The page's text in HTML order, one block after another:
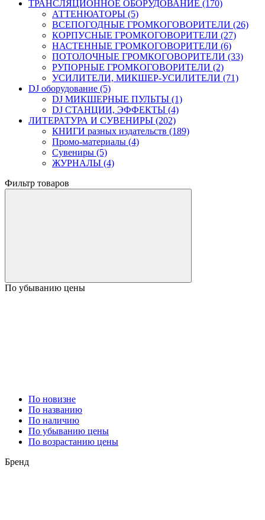
ТРАНСЛЯЦИОННОЕ ОБОРУДОВАНИЕ (170)
АТТЕНЮАТОРЫ (5)
ВСЕПОГОДНЫЕ ГРОМКОГОВОРИТЕЛИ (26)
КОРПУСНЫЕ ГРОМКОГОВОРИТЕЛИ (27)
НАСТЕННЫЕ ГРОМКОГОВОРИТЕЛИ (6)
ПОТОЛОЧНЫЕ ГРОМКОГОВОРИТЕЛИ (33)
РУПОРНЫЕ ГРОМКОГОВОРИТЕЛИ (2)
УСИЛИТЕЛИ, МИКШЕР-УСИЛИТЕЛИ (71)
DJ оборудование (5)
DJ МИКШЕРНЫЕ ПУЛЬТЫ (1)
DJ СТАНЦИИ, ЭФФЕКТЫ (4)
ЛИТЕРАТУРА И СУВЕНИРЫ (202)
КНИГИ разных издательств (189)
Промо-материалы (4)
Сувениры (5)
ЖУРНАЛЫ (4)
Фильтр товаров
По убыванию цены
По новизне
По названию
По наличию
По убыванию цены
По возрастанию цены
Бренд